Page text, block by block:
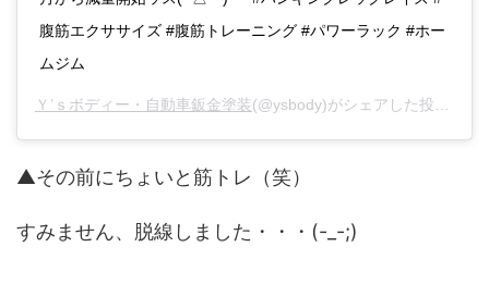
腹筋エクササイズ #腹筋トレーニング #パワーラック #ホー
ムジム
Ｙ’ｓボディー・自動車鈑金塗装(@ysbody)がシェアした投稿 -
▲その前にちょいと筋トレ（笑）
すみません、脱線しました・・・(-_-;)